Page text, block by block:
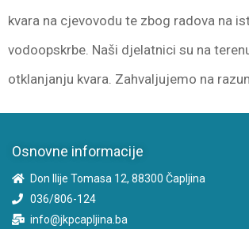
kvara na cjevovodu te zbog radova na
vodoopskrbe. Naši djelatnici su na
otklanjanju kvara. Zahvaljujemo na
Osnovne informacije
Don Ilije Tomasa 12, 88300 Čapljina
036/806-124
info@jkpcapljina.ba